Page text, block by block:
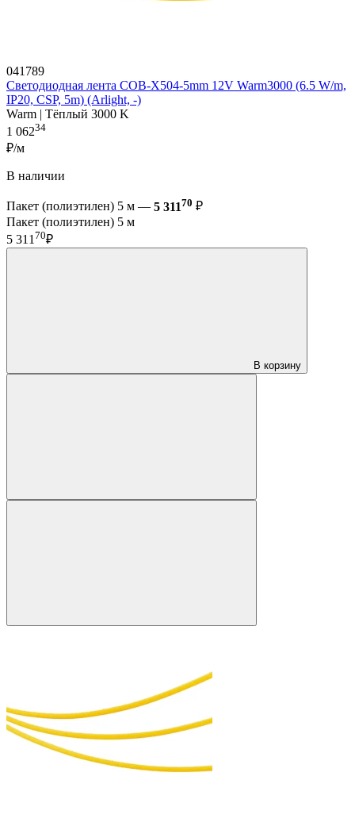
041789
Светодиодная лента COB-X504-5mm 12V Warm3000 (6.5 W/m,
IP20, CSP, 5m) (Arlight, -)
Warm | Тёплый 3000 K
1 06234
₽/м
В наличии
Пакет (полиэтилен) 5 м — 5 31170 ₽
Пакет (полиэтилен) 5 м
5 311 70₽
В корзину